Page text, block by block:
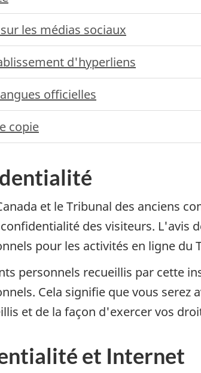
les médias sociaux
d'hyperliens
officielles
copie
et le Tribunal des anciens
des visiteurs. L'avis
pour les activités en ligne
personnels recueillis par cette
Cela signifie que vous
et de la façon d'exercer vos
et Internet